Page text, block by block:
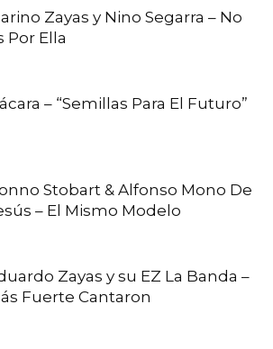
Zayas y Nino Segarra – No
Por Ella
– “Semillas Para El Futuro”
Stobart & Alfonso Mono De
– El Mismo Modelo
Zayas y su EZ La Banda –
Fuerte Cantaron